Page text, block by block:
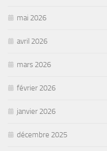
mai 2026
avril 2026
mars 2026
février 2026
janvier 2026
décembre 2025